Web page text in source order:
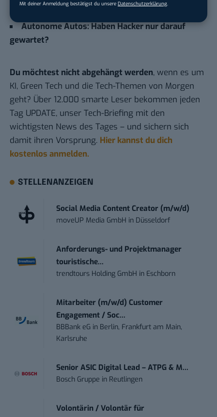
Mit deiner Anmeldung bestätigst du unsere Datenschutzerklärung.
verrückt?
Autonome Autos: Haben Hacker nur darauf
gewartet?
Du möchtest nicht abgehängt werden, wenn es um
KI, Green Tech und die Tech-Themen von Morgen
geht? Über 12.000 smarte Leser bekommen jeden
Tag UPDATE, unser Tech-Briefing mit den
wichtigsten News des Tages – und sichern sich
damit ihren Vorsprung. Hier kannst du dich
kostenlos anmelden.
STELLENANZEIGEN
Social Media Content Creator (m/w/d)
moveUP Media GmbH in Düsseldorf
Anforderungs- und Projektmanager
touristische...
trendtours Holding GmbH in Eschborn
Mitarbeiter (m/w/d) Customer
Engagement / Soc...
BBBank eG in Berlin, Frankfurt am Main,
Karlsruhe
Senior ASIC Digital Lead – ATPG & M...
Bosch Gruppe in Reutlingen
Volontärin / Volontär für